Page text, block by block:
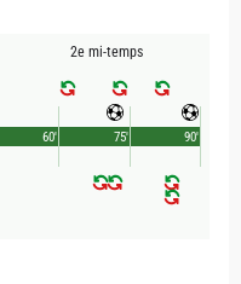
2e mi-temps
90'
60' 75'